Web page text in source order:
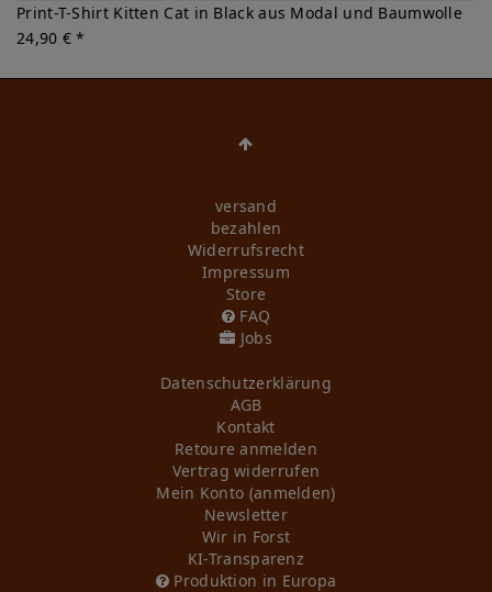
Print-T-Shirt Kitten Cat in Black aus Modal und Baumwolle
24,90 € *
versand
bezahlen
Widerrufs­recht
Impressum
Store
FAQ
Jobs
Daten­schutz­erklärung
AGB
Kontakt
Retoure anmelden
Vertrag widerrufen
Mein Konto (anmelden)
Newsletter
Wir in Forst
KI-Transparenz
Produktion in Europa